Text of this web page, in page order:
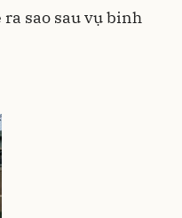
ra sao sau vụ binh